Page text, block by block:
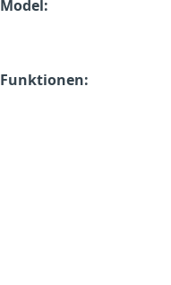
Model:
Funktionen: